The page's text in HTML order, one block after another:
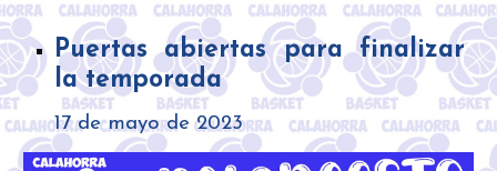
Puertas abiertas para finalizar
la temporada
17demayo de2023